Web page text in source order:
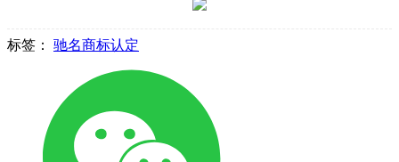
标签： 驰名商标认定